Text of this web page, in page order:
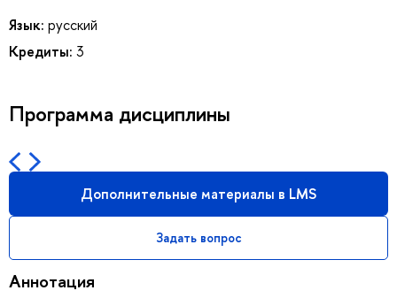
Язык: русский
Кредиты: 3
Программа дисциплины
Дополнительные материалы в LMS
Задать вопрос
Аннотация